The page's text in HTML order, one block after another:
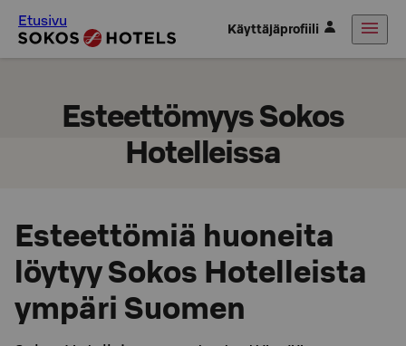
Etusivu Käyttäjäprofiili
Esteettömyys Sokos
Hotelleissa
Esteettömiä huoneita
löytyy Sokos Hotelleista
ympäri Suomen